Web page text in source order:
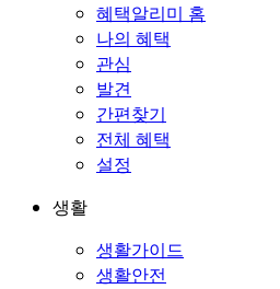
혜택알리미 홈
나의 혜택
관심
발견
간편찾기
전체 혜택
설정
생활
생활가이드
생활안전